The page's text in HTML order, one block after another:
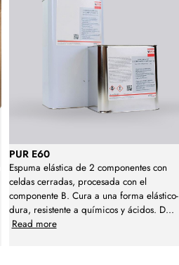
PUR E60
Espuma elástica de 2 componentes con
celdas cerradas, procesada con el
componente B. Cura a una forma elástico-
dura, resistente a químicos y ácidos. D...
Read more